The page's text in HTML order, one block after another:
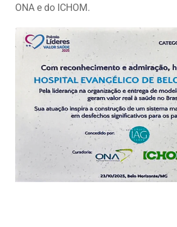
ONA e do ICHOM.